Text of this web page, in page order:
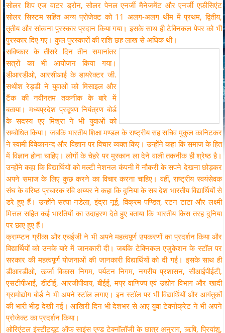
सोलर शिप एज वाटर ड्रोन, सोलर पेनल एनर्जी मैनेजमेंट और एनर्जी एफ़ीसिएंट
सोलर सिस्टम सहित अन्य प्रोजेक्ट को 11 अलग-अलग थीम में प्रथम, द्वितीय,
तृतीय और सांत्वना पुरस्कार प्रदान किया गया। इसके साथ ही टेक्निकल पेपर को भी
पुरस्कार दिए गए। कुल पुरस्कारों की राशि छह लाख से अधिक थी।
सविष्कार के तीसरे दिन तीन समानांतर
सत्रों का भी आयोजन किया गया।
डीआरडीओ, आरसीआई के डायरेक्टर जी.
सथीश रेड्डी ने युवाओं को मिसाइल और
टैंक की नवीनतम तकनीक के बारे में
बताया। मध्यप्रदेश प्रदूषण नियंत्रण बोर्ड
के सदस्य एए मिश्रा ने भी युवाओं को
सम्बोधित किया। जबकि भारतीय शिक्षा मण्डल के राष्ट्रीय सह सचिव मुकुल कानिटकर
ने स्वामी विवेकानन्द और विज्ञान पर विचार व्यक्त किए। उन्होंने कहा कि समाज के हित
में विज्ञान होना चाहिए। लोगों के चेहरे पर मुस्कान ला देने वाली तकनीक ही श्रेष्ठ है।
उन्होंने कहा कि विद्यार्थियों को मल्टी नेशनल कंपनी में नौकरी के सपने देखना छोड़कर
अपने समाज के लिए कुछ करने का विचार करना चाहिए। वहीं, राष्ट्रीय स्वयंसेवक
संघ के वरिष्ठ प्रचारक रवि अय्यर ने कहा कि दुनिया के सब देश भारतीय विद्यार्थियों से
डरे हुए हैं। उन्होंने सत्या नडेला, इंद्रा नूई, विक्रम पण्डित, रटन टाटा और लक्ष्मी
मित्तल सहित कई भारतियों का उदाहरण देते हुए बताया कि भारतीय किस तरह दुनिया
पर छाए हुए हैं।
क्राम्प्टन ग्रीव्स और एचईजी ने भी अपने महत्वपूर्ण उपकरणों का प्रदर्शन किया और
विद्यार्थियों को उनके बारे में जानकारी दी। जबकि टेक्निकल एजुकेशन के स्टॉल पर
सरकार की महत्वपूर्ण योजनाओं की जानकारी विद्यार्थियों को दी गई। इसके साथ ही
डीआरडीओ, ऊर्जा विकास निगम, पर्यटन निगम, नगरीय प्रशासन, सीआईपीईटी,
एसटीपीआई, डीटीई, आरजीपीवाय, बीईई, मप्र वाणिज्य एवं उद्योग विभाग और खादी
ग्रामोद्योग बोर्ड ने भी अपने स्टॉल लगाए। इन स्टॉल पर भी विद्यार्थियों और आगंतुकों
की भारी भीड़ देखी गई। आखिरी दिन भी देशभर से आए युवा टेक्नोक्रेट ने भी अपने
प्रोजेक्ट का प्रदर्शन किया।
ओरिएंटल इंस्टीट्यूट ऑफ साइंस एण्ड टेक्नॉलॉजी के छात्र अनुराग, ऋषि, प्रियांशु,